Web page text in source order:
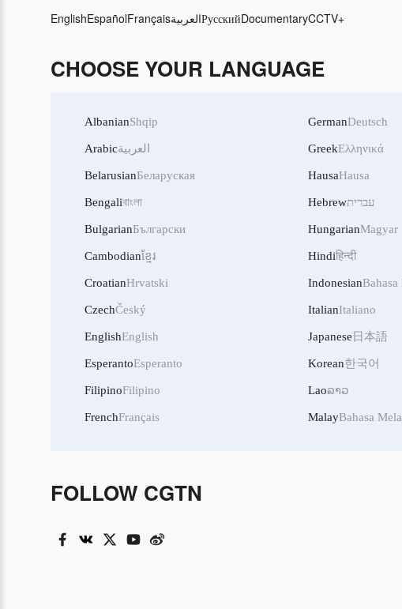
EnglishEspañolFrançaisالعربيةРусскийDocumentaryCCTV+
CHOOSE YOUR LANGUAGE
AlbanianShqip
Arabicالعربية
BelarusianБеларуская
Bengaliবাংলা
BulgarianБългарски
Cambodianខ្មែរ
CroatianHrvatski
CzechČeský
EnglishEnglish
EsperantoEsperanto
FilipinoFilipino
FrenchFrançais
GermanDeutsch
GreekΕλληνικά
HausaHausa
Hebrewעברית
HungarianMagyar
Hindiहिन्दी
IndonesianBahasa
ItalianItaliano
Japanese 日本語
Korean한국어
Laoລາວ
MalayBahasa
FOLLOW CGTN